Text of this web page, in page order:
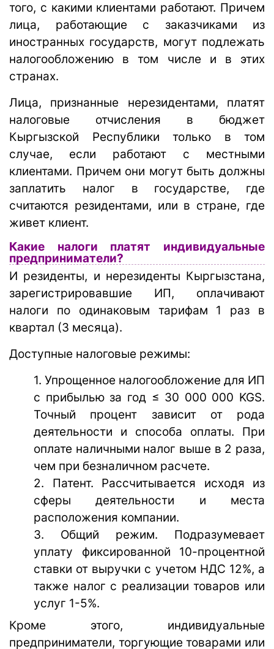
того, с какими клиентами работают. Причем
лица, работающие с заказчиками из
иностранных государств, могут подлежать
налогообложению в том числе и в этих
странах.
Лица, признанные нерезидентами, платят
налоговые отчисления в бюджет
Кыргызской Республики только в том
случае, если работают с местными
клиентами. Причем они могут быть должны
заплатить налог в государстве, где
считаются резидентами, или в стране, где
живет клиент.
Какие налоги платят индивидуальные
предприниматели?
И резиденты, и нерезиденты Кыргызстана,
зарегистрировавшие ИП, оплачивают
налоги по одинаковым тарифам 1 раз в
квартал (3 месяца).
Доступные налоговые режимы:
1. Упрощенное налогообложение для ИП
с прибылью за год ≤ 30 000 000 KGS.
Точный процент зависит от рода
деятельности и способа оплаты. При
оплате наличными налог выше в 2 раза,
чем при безналичном расчете.
2. Патент. Рассчитывается исходя из
сферы деятельности и места
расположения компании.
3. Общий режим. Подразумевает
уплату фиксированной 10-процентной
ставки от выручки с учетом НДС 12%, а
также налог с реализации товаров или
услуг 1-5%.
Кроме этого, индивидуальные
предприниматели, торгующие товарами или